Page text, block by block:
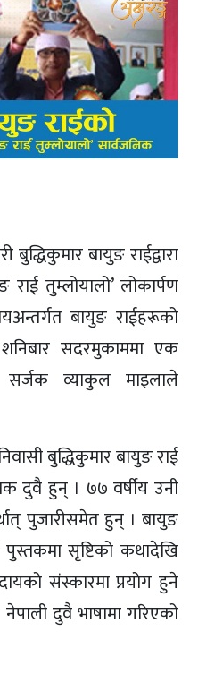
बायुङ राईद्वारा
तुम्लोयालो’ लोकार्पण
बायुङ राईहरूको
सदरमुकाममा एक
सर्जक व्याकुल माइलाले
बुद्धिकुमार बायुङ राई
दुवै हुन् । ७७ वर्षीय उनी
पुजारीसमेत हुन् । बायुङ
सृष्टिको कथादेखि
संस्कारमा प्रयोग हुने
दुवै भाषामा गरिएको